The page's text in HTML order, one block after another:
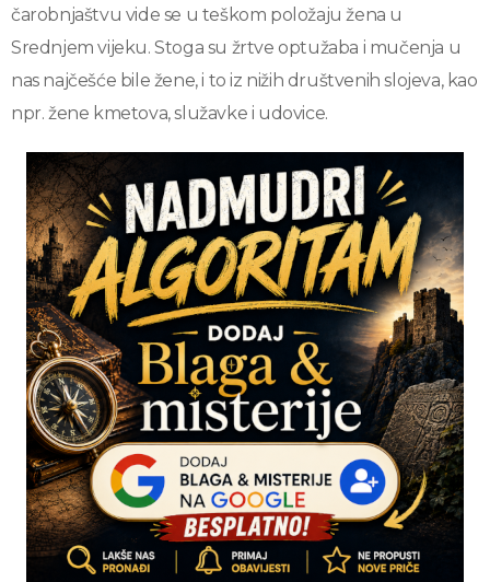
čarobnjaštvu vide se u teškom položaju žena u
Srednjem vijeku. Stoga su žrtve optužaba i mučenja u
nas najčešće bile žene, i to iz nižih društvenih slojeva, kao
npr. žene kmetova, služavke i udovice.